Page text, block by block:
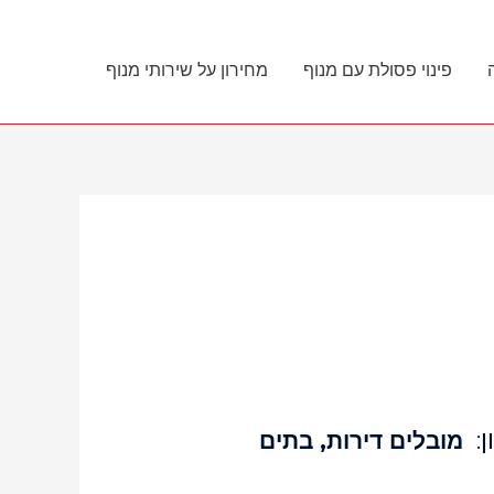
פינוי פסולת עם מנוף מחירון על שירותי מנוף
מובלים דירות, בתים